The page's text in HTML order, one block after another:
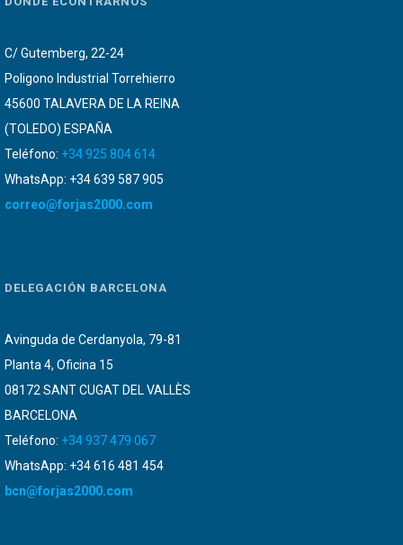
C/ Gutemberg, 22-24
Poligono Industrial Torrehierro
45600 TALAVERA DE LA REINA
(TOLEDO) ESPAÑA
Teléfono: +34 925 804 614
WhatsApp: +34 639 587 905
correo@forjas2000.com
DELEGACIÓN BARCELONA
Avinguda de Cerdanyola, 79-81
Planta 4, Oficina 15
08172 SANT CUGAT DEL VALLÈS
BARCELONA
Teléfono: +34 937 479 067
WhatsApp: +34 616 481 454
bcn@forjas2000.com